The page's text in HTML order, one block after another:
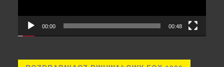
00:00 00:48